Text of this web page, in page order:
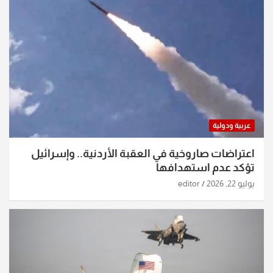
عربية ودولية
اعتراضات صاروخية في العقبة الأردنية.. وإسرائيل
تؤكد عدم استهدافها
يوليو 22, 2026 editor